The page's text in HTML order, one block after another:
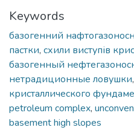
Keywords
базогенний
пастки, схили виступів
базогенный
нетрадиционные ловушки,
кристаллического
petroleum complex,
basement high slopes